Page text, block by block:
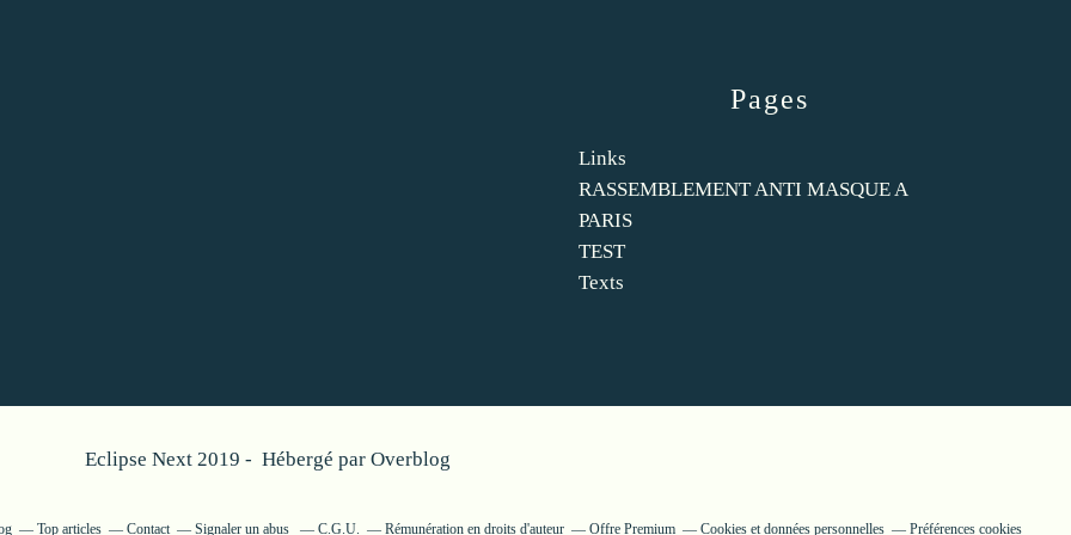
Pages
Links
RASSEMBLEMENT ANTI MASQUE A
PARIS
TEST
Texts
Eclipse Next 2019 - Hébergé par Overblog
Top articles Contact Signaler un abus C.G.U. Rémunération en droits d'auteur Offre Premium Cookies et données personnelles Préférences cookies